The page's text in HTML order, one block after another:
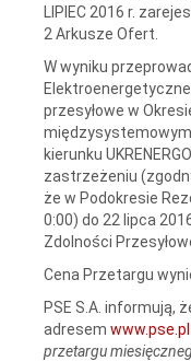
LIPIEC 2016 r.
2 Arkusze Ofert.
W wyniku
Elektroenergetyczne
przesyłowe w
międzysystemowym
kierunku
zastrzeżeniu
że w Podokresie
0:00) do 22 lipca
Zdolności
Cena Przetargu
PSE S.A. informują,
adresem www.pse.pl
przetargu